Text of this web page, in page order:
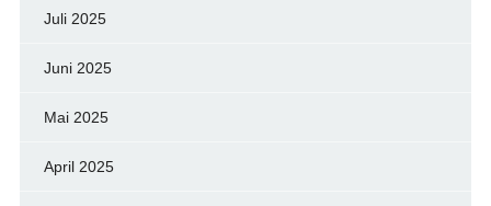
Juli 2025
Juni 2025
Mai 2025
April 2025